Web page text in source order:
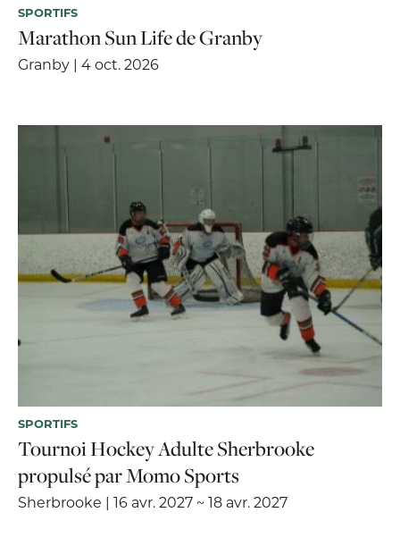
SPORTIFS
Marathon Sun Life de Granby
Granby | 4 oct. 2026
SPORTIFS
Tournoi Hockey Adulte Sherbrooke
propulsé par Momo Sports
Sherbrooke | 16 avr. 2027 ~ 18 avr. 2027